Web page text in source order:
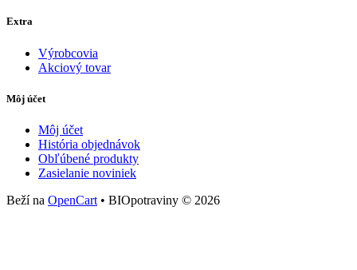
Extra
Výrobcovia
Akciový tovar
Môj účet
Môj účet
História objednávok
Obľúbené produkty
Zasielanie noviniek
Beží na OpenCart • BIOpotraviny © 2026